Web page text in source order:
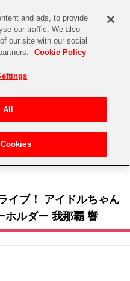
EVENT
電子書籍
ズ>アイドルマスター ミリオンライブ！
イブ！ アイドルちゃん
ホルダー 我那覇 響
and ads, to provide
our traffic. We also
our site with our social
Cookie Policy